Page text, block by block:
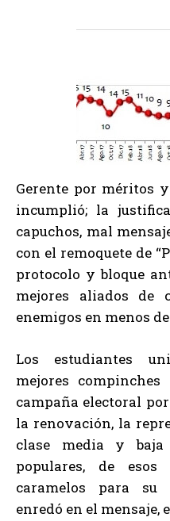
Gerente por méritos
incumplió; la
capuchos, mal
con el remoquete de
protocolo y bloque
mejores aliados de
enemigos en menos
Los estudiantes
mejores
campaña electoral
la renovación, la
clase media y baja
populares, de
caramelos para su
enredó en el mensaje,